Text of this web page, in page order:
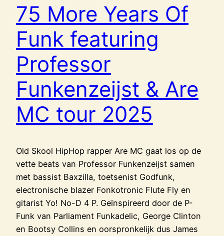
75 More Years Of
Funk featuring
Professor
Funkenzeijst & Are
MC tour 2025
Old Skool HipHop rapper Are MC gaat los op de
vette beats van Professor Funkenzeijst samen
met bassist Baxzilla, toetsenist Godfunk,
electronische blazer Fonkotronic Flute Fly en
gitarist Yo! No-D 4 P. Geïnspireerd door de P-
Funk van Parliament Funkadelic, George Clinton
en Bootsy Collins en oorspronkelijk dus James